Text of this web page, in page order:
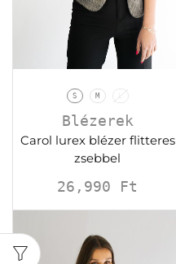
S M L
Blézerek
Carol lurex blézer flitteres
zsebbel
26,990 Ft